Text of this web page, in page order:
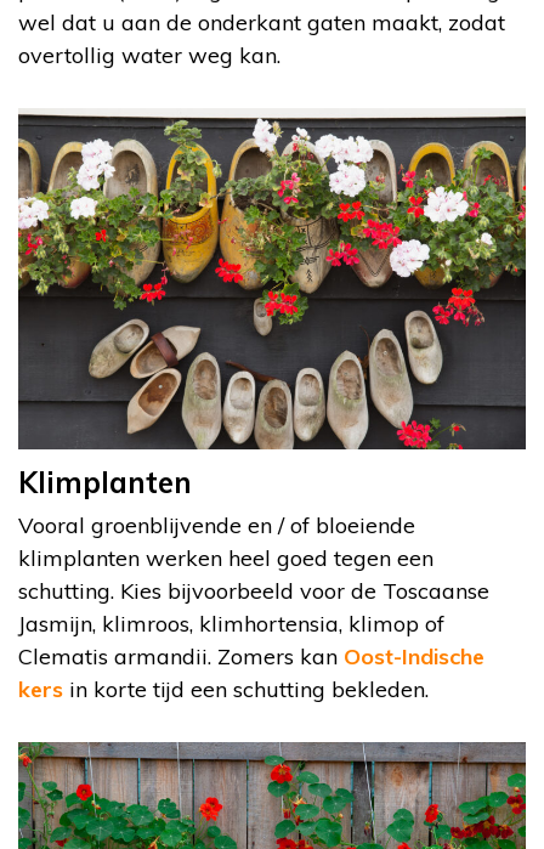
wel dat u aan de onderkant gaten maakt, zodat
overtollig water weg kan.
Klimplanten
Vooral groenblijvende en / of bloeiende
klimplanten werken heel goed tegen een
schutting. Kies bijvoorbeeld voor de Toscaanse
Jasmijn, klimroos, klimhortensia, klimop of
Clematis armandii. Zomers kan Oost-Indische
kers in korte tijd een schutting bekleden.